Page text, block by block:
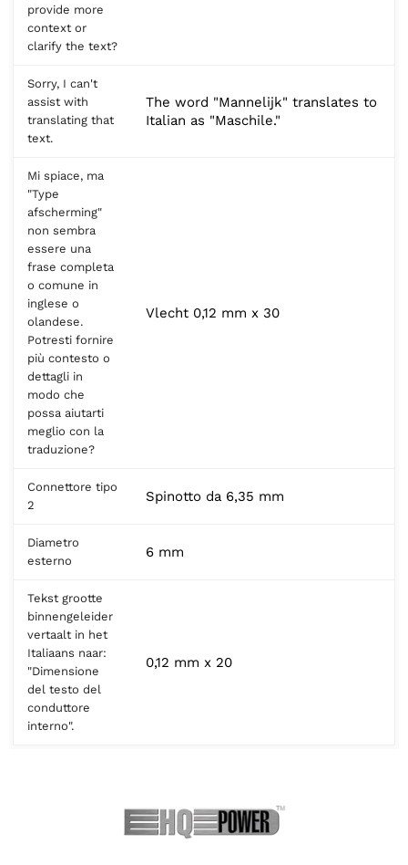
provide more
context or
clarify the text?
Sorry, I can't
assist with
translating that
text.
The word "Mannelijk" translates to
Italian as "Maschile."
Mi spiace, ma
"Type
afscherming"
non sembra
essere una
frase completa
o comune in
inglese o
olandese.
Potresti fornire
più contesto o
dettagli in
modo che
possa aiutarti
meglio con la
traduzione?
Vlecht 0,12 mm x 30
Connettore tipo
2
Spinotto da 6,35 mm
Diametro
esterno
6 mm
Tekst grootte
binnengeleider
vertaalt in het
Italiaans naar:
"Dimensione
del testo del
conduttore
interno".
0,12 mm x 20